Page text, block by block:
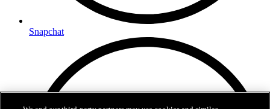
Snapchat